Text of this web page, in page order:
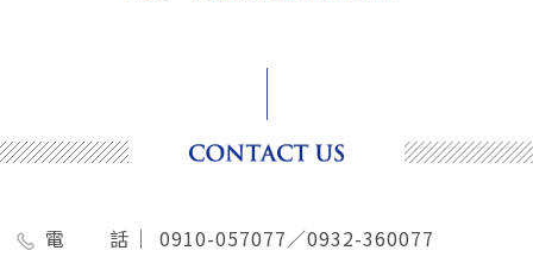
電 話｜
0910-057077／0932-360077